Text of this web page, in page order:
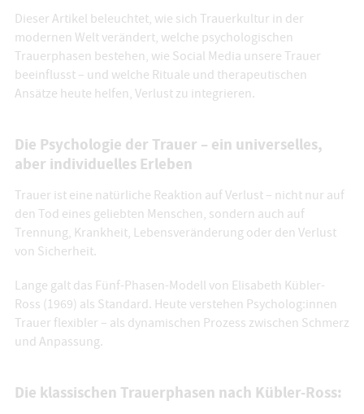
Dieser Artikel beleuchtet, wie sich Trauerkultur in der
modernen Welt verändert, welche psychologischen
Trauerphasen bestehen, wie Social Media unsere Trauer
beeinflusst – und welche Rituale und therapeutischen
Ansätze heute helfen, Verlust zu integrieren.
Die Psychologie der Trauer – ein universelles,
aber individuelles Erleben
Trauer ist eine natürliche Reaktion auf Verlust – nicht nur auf
den Tod eines geliebten Menschen, sondern auch auf
Trennung, Krankheit, Lebensveränderung oder den Verlust
von Sicherheit.
Lange galt das Fünf-Phasen-Modell von Elisabeth Kübler-
Ross (1969) als Standard. Heute verstehen Psycholog:innen
Trauer flexibler – als dynamischen Prozess zwischen Schmerz
und Anpassung.
Die klassischen Trauerphasen nach Kübler-Ross: